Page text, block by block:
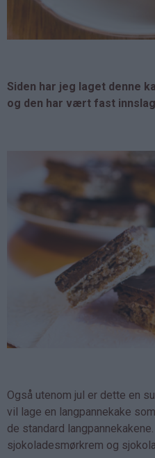
Siden har jeg laget denne
og den har vært fast
Også utenom jul er dette en
vil lage en langpannekake
de standard
sjokoladesmørkrem og